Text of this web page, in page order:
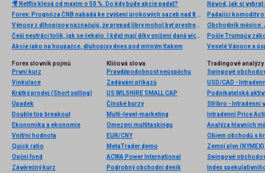
🎥 Netflix klesá od maxim o 50 %. Do kdy bude akcie padat?
Forex: Prognóza ČNB nabádá ke zvýšení úrokových sazeb nad 8 %
Výnosy z dlhopisov naznačujú, že prepad libry mohol byť prestrelený
Češi neutrácí tolik, jak se čekalo. I když mají díky snížení daně více peněz a současně se bojí inflace, jejich výdaje zaostávají za očekáváním
Akcie jako na houpačce, dluhopisy dnes pod mírným tlakem
Návod, jak si
Padající komodity
Obchodník měsíce:
Pošle Trumpův
Veselé Vánoce a
Forex slovník pojmů
První kurz
Vinkulace
Krátký prodej (Short selling)
Úpadek
Double top breakout
Ekonomika a ekonomie
Vnitřní hodnota
Quick ratio
Opční fond
Závěrečný kurz
Klíčová slova
Pravděpodobnost neúspěchu
Zadávání příkazů
US WILSHIRE SMALL CAP
Čínské burzy
Multi-level-marketing
Omezení multitaskingu
EUR/CNY
MetaTrader demo
ACWA Power International
Podrobný obchodní deník
Tradingové analýzy
Swingové
USD/CAD -
Podnikatelská
Stříbro - Intradenní
Intradenní Price
Analýza hlavních
Objem obchodů s
Zemní plyn
Swingové
Index